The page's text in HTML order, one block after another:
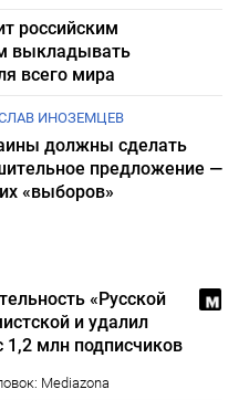
российским
выкладывать
всего мира
ИНОЗЕМЦЕВ
должны сделать
предложение —
«выборов»